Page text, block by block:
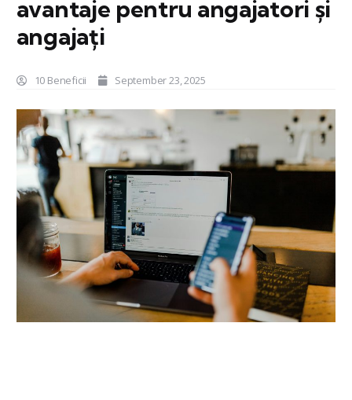
avantaje pentru angajatori și
angajați
10 Beneficii September 23, 2025